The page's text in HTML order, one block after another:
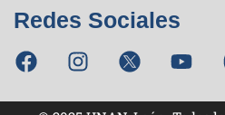
Redes Sociales